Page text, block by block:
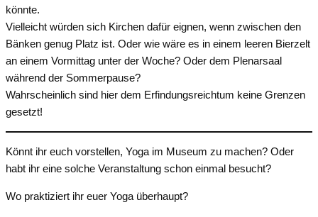
könnte.
Vielleicht würden sich Kirchen dafür eignen, wenn zwischen den
Bänken genug Platz ist. Oder wie wäre es in einem leeren Bierzelt
an einem Vormittag unter der Woche? Oder dem Plenarsaal
während der Sommerpause?
Wahrscheinlich sind hier dem Erfindungsreichtum keine Grenzen
gesetzt!
Könnt ihr euch vorstellen, Yoga im Museum zu machen? Oder
habt ihr eine solche Veranstaltung schon einmal besucht?
Wo praktiziert ihr euer Yoga überhaupt?